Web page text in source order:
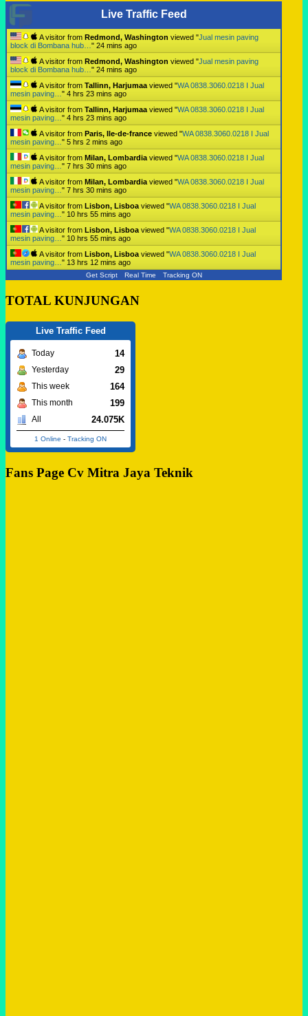
Live Traffic Feed
A visitor from Redmond, Washington viewed "Jual mesin paving
block di Bombana hub… " 24 mins ago
A visitor from Redmond, Washington viewed "Jual mesin paving
block di Bombana hub… " 24 mins ago
A visitor from Tallinn, Harjumaa viewed "WA 0838.3060.0218 I Jual
mesin paving… " 4 hrs 23 mins ago
A visitor from Tallinn, Harjumaa viewed "WA 0838.3060.0218 I Jual
mesin paving… " 4 hrs 23 mins ago
A visitor from Paris, Ile-de-france viewed "WA 0838.3060.0218 I Jual
mesin paving… " 5 hrs 2 mins ago
A visitor from Milan, Lombardia viewed "WA 0838.3060.0218 I Jual
mesin paving… " 7 hrs 30 mins ago
A visitor from Milan, Lombardia viewed "WA 0838.3060.0218 I Jual
mesin paving… " 7 hrs 30 mins ago
A visitor from Lisbon, Lisboa viewed "WA 0838.3060.0218 I Jual
mesin paving… " 10 hrs 55 mins ago
A visitor from Lisbon, Lisboa viewed "WA 0838.3060.0218 I Jual
mesin paving… " 10 hrs 55 mins ago
A visitor from Lisbon, Lisboa viewed "WA 0838.3060.0218 I Jual
mesin paving… " 13 hrs 12 mins ago
Get Script Real Time Tracking ON
TOTAL KUNJUNGAN
Live Traffic Feed
Today 14
Yesterday 29
This week 164
This month 199
All 24.075K
1 Online - Tracking ON
Fans Page Cv Mitra Jaya Teknik